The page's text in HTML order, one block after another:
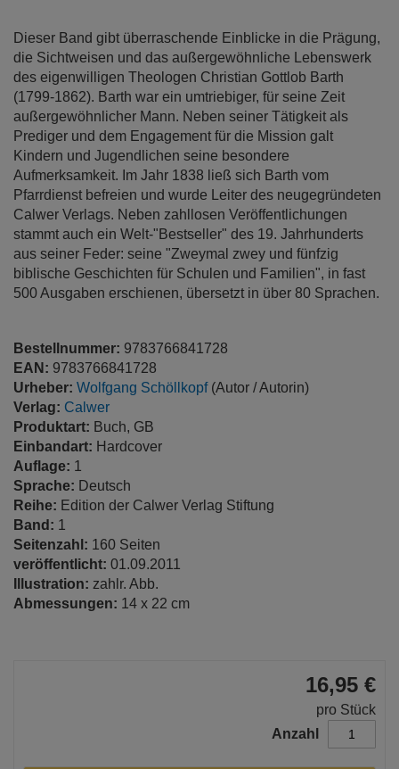
Dieser Band gibt überraschende Einblicke in die Prägung,
die Sichtweisen und das außergewöhnliche Lebenswerk
des eigenwilligen Theologen Christian Gottlob Barth
(1799-1862). Barth war ein umtriebiger, für seine Zeit
außergewöhnlicher Mann. Neben seiner Tätigkeit als
Prediger und dem Engagement für die Mission galt
Kindern und Jugendlichen seine besondere
Aufmerksamkeit. Im Jahr 1838 ließ sich Barth vom
Pfarrdienst befreien und wurde Leiter des neugegründeten
Calwer Verlags. Neben zahllosen Veröffentlichungen
stammt auch ein Welt-"Bestseller" des 19. Jahrhunderts
aus seiner Feder: seine "Zweymal zwey und fünfzig
biblische Geschichten für Schulen und Familien", in fast
500 Ausgaben erschienen, übersetzt in über 80 Sprachen.
Bestellnummer: 9783766841728
EAN: 9783766841728
Urheber: Wolfgang Schöllkopf(Autor / Autorin)
Verlag: Calwer
Produktart: Buch, GB
Einbandart: Hardcover
Auflage: 1
Sprache: Deutsch
Reihe: Edition der Calwer Verlag Stiftung
Band: 1
Seitenzahl: 160 Seiten
veröffentlicht: 01.09.2011
Illustration: zahlr. Abb.
Abmessungen: 14 x 22 cm
16,95 €
pro Stück
Anzahl